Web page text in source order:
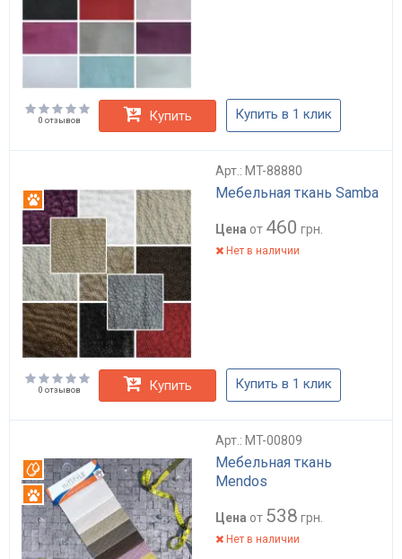
0 отзывов Купить Купить в 1 клик
Арт.: MT-88880
Мебельная ткань Samba
Антикоготь
Цена от 460 грн.
Нет в наличии
0 отзывов Купить Купить в 1 клик
Арт.: MT-00809
Мебельная ткань
Mendos
Вотерпруф
Антикоготь
Цена от 538 грн.
Нет в наличии